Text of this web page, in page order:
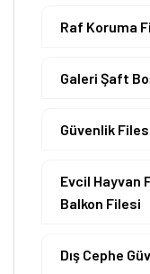
Raf Koruma
Galeri Şaft
Güvenlik
Evcil Hayvan
Balkon Filesi
Dış Cephe